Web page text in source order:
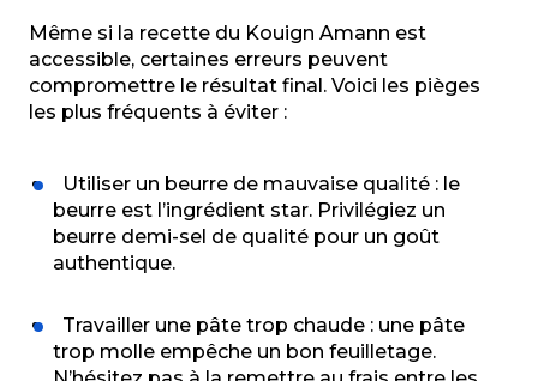
Même si la recette du Kouign Amann est
accessible, certaines erreurs peuvent
compromettre le résultat final. Voici les pièges
les plus fréquents à éviter :
Utiliser un beurre de mauvaise qualité : le
beurre est l’ingrédient star. Privilégiez un
beurre demi-sel de qualité pour un goût
authentique.
Travailler une pâte trop chaude : une pâte
trop molle empêche un bon feuilletage.